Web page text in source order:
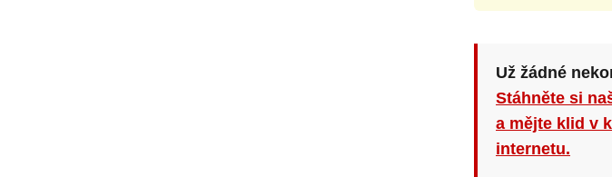
Už žádné
Stáhněte si
a mějte klid v
internetu.